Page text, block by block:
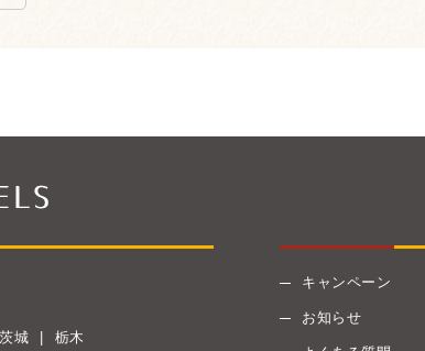
茨城 栃木
キャンペーン
お知らせ